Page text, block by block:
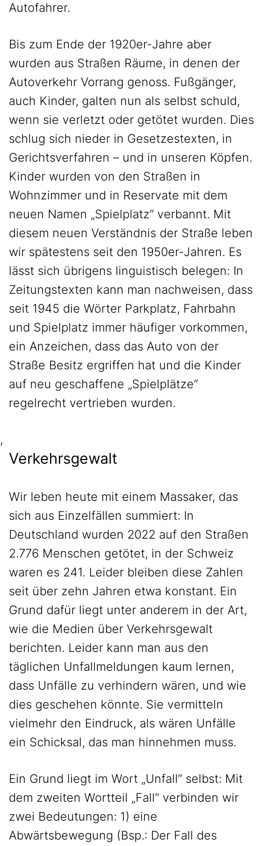
Autofahrer.
Bis zum Ende der 1920er-Jahre aber
wurden aus Straßen Räume, in denen der
Autoverkehr Vorrang genoss. Fußgänger,
auch Kinder, galten nun als selbst schuld,
wenn sie verletzt oder getötet wurden. Dies
schlug sich nieder in Gesetzestexten, in
Gerichtsverfahren – und in unseren Köpfen.
Kinder wurden von den Straßen in
Wohnzimmer und in Reservate mit dem
neuen Namen „Spielplatz“ verbannt. Mit
diesem neuen Verständnis der Straße leben
wir spätestens seit den 1950er-Jahren. Es
lässt sich übrigens linguistisch belegen: In
Zeitungstexten kann man nachweisen, dass
seit 1945 die Wörter Parkplatz, Fahrbahn
und Spielplatz immer häufiger vorkommen,
ein Anzeichen, dass das Auto von der
Straße Besitz ergriffen hat und die Kinder
auf neu geschaffene „Spielplätze“
regelrecht vertrieben wurden.
,
Verkehrsgewalt
Wir leben heute mit einem Massaker, das
sich aus Einzelfällen summiert: In
Deutschland wurden 2022 auf den Straßen
2.776 Menschen getötet, in der Schweiz
waren es 241. Leider bleiben diese Zahlen
seit über zehn Jahren etwa konstant. Ein
Grund dafür liegt unter anderem in der Art,
wie die Medien über Verkehrsgewalt
berichten. Leider kann man aus den
täglichen Unfallmeldungen kaum lernen,
dass Unfälle zu verhindern wären, und wie
dies geschehen könnte. Sie vermitteln
vielmehr den Eindruck, als wären Unfälle
ein Schicksal, das man hinnehmen muss.
Ein Grund liegt im Wort „Unfall“ selbst: Mit
dem zweiten Wortteil „Fall“ verbinden wir
zwei Bedeutungen: 1) eine
Abwärtsbewegung (Bsp.: Der Fall des